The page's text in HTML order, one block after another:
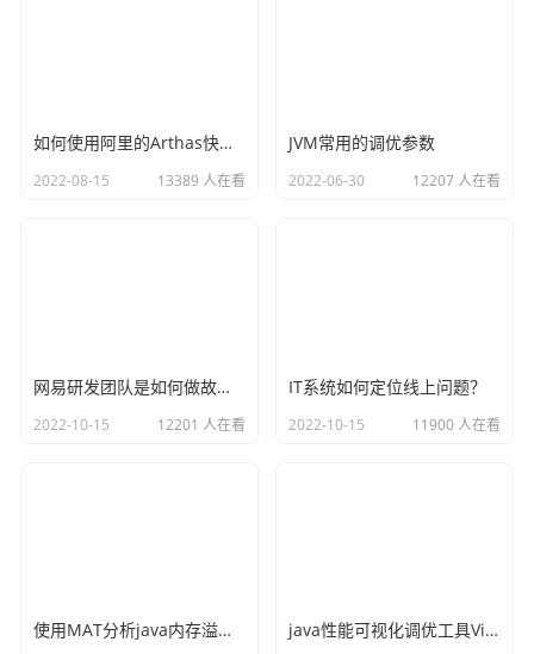
如何使用阿里的Arthas快速定位正在线上运行的程序问题
2022-08-15 13389 人在看
JVM常用的调优参数
2022-06-30 12207 人在看
网易研发团队是如何做故障演练的？
2022-10-15 12201 人在看
IT系统如何定位线上问题？
2022-10-15 11900 人在看
使用MAT分析java内存溢出的原因 java性能可视化调优工具VisualVM插件之Visual GC